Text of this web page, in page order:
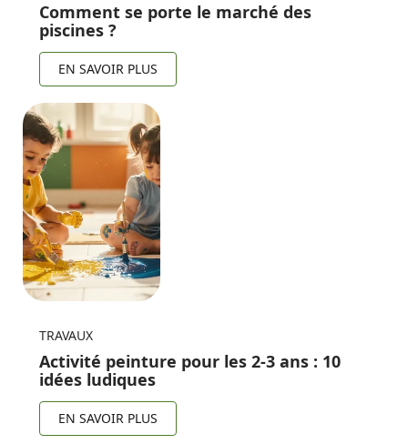
Comment se porte le marché des
piscines ?
EN SAVOIR PLUS
TRAVAUX
Activité peinture pour les 2-3 ans : 10
idées ludiques
EN SAVOIR PLUS